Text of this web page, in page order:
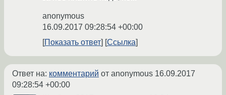
anonymous
16.09.2017 09:28:54 +00:00
Показать ответ
Ссылка
Ответ на: комментарий от anonymous 16.09.2017
09:28:54 +00:00